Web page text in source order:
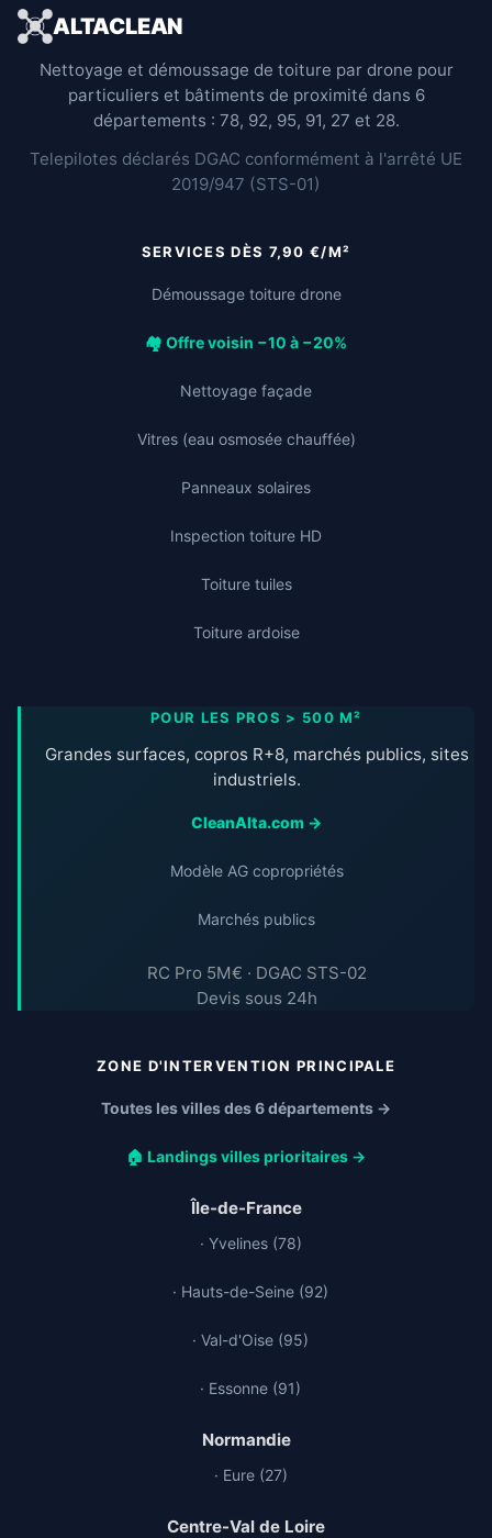
ALTACLEAN
Nettoyage et démoussage de toiture par drone pour
particuliers et bâtiments de proximité dans 6
départements : 78, 92, 95, 91, 27 et 28.
Telepilotes déclarés DGAC conformément à l'arrêté UE
2019/947 (STS-01)
SERVICES DÈS 7,90 €/M²
Démoussage toiture drone
🏘️ Offre voisin −10 à −20%
Nettoyage façade
Vitres (eau osmosée chauffée)
Panneaux solaires
Inspection toiture HD
Toiture tuiles
Toiture ardoise
POUR LES PROS > 500 M²
Grandes surfaces, copros R+8, marchés publics, sites
industriels.
CleanAlta.com →
Modèle AG copropriétés
Marchés publics
RC Pro 5M€ · DGAC STS-02
Devis sous 24h
ZONE D'INTERVENTION PRINCIPALE
Toutes les villes des 6 départements →
🏠 Landings villes prioritaires →
Île-de-France
· Yvelines (78)
· Hauts-de-Seine (92)
· Val-d'Oise (95)
· Essonne (91)
Normandie
· Eure (27)
Centre-Val de Loire